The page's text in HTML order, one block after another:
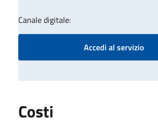
Canale digitale:
Accedi al servizio
Costi